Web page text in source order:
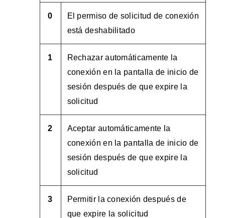
0
El permiso de solicitud de conexión
está deshabilitado
1
Rechazar automáticamente la
conexión en la pantalla de inicio de
sesión después de que expire la
solicitud
2
Aceptar automáticamente la
conexión en la pantalla de inicio de
sesión después de que expire la
solicitud
3
Permitir la conexión después de
que expire la solicitud